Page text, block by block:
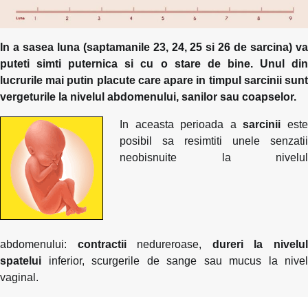
In a sasea luna (saptamanile 23, 24, 25 si 26 de sarcina) va
puteti simti puternica si cu o stare de bine. Unul din
lucrurile mai putin placute care apare in timpul sarcinii sunt
vergeturile la nivelul abdomenului, sanilor sau coapselor.
In aceasta perioada asarcinii este
posibil sa resimtiti unele senzatii
neobisnuite la nivelul
abdomenului: contractiinedureroase, dureri la nivelul
spatelui inferior, scurgerile de sange sau mucus la nivel
vaginal.